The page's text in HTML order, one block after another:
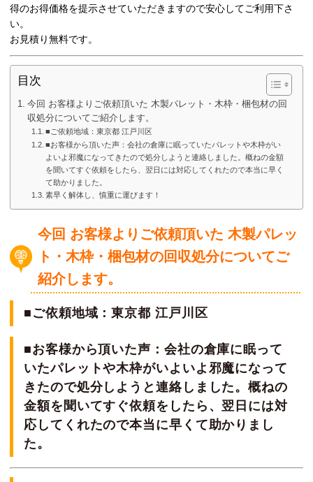
得のお得価格を提示させていただきますので安心してご利用下さ
い。
お見積り無料です。
目次
今回 お客様よりご依頼頂いた 木製パレット・木枠・梱包材の回
収処分についてご紹介します。
■ご依頼地域：東京都 江戸川区
■お客様から頂いた声：会社の倉庫に眠っていたパレットや木枠がい
よいよ邪魔になってきたので処分しようと連絡しました。概ねの金額
を聞いてすぐ依頼をしたら、翌日には対応してくれたので本当に早く
て助かりました。
素早く解体し、慎重に運びます！
今回 お客様よりご依頼頂いた 木製パレッ
ト・木枠・梱包材の回収処分についてご
紹介します。
■ご依頼地域：東京都 江戸川区
■お客様から頂いた声：会社の倉庫に眠って
いたパレットや木枠がいよいよ邪魔になって
きたので処分しようと連絡しました。概ねの
金額を聞いてすぐ依頼をしたら、翌日には対
応してくれたので本当に早くて助かりまし
た。